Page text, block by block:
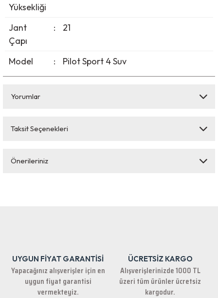
Yüksekliği
Jant
Çapı
: 21
Model : Pilot Sport 4 Suv
Yorumlar
Bu ürüne ilk yorumu siz yapın!
Taksit Seçenekleri
Önerileriniz
Ürün bilgilerinde hatalar bulunuyor.
Ürün fiyatı diğer sitelerden daha pahalı.
Bu ürüne benzer farklı alternatifler olmalı.
UYGUN FİYAT GARANTİSİ
Yapacağınız alışverişler için en
uygun fiyat garantisi
vermekteyiz.
ÜCRETSİZ KARGO
Alışverişlerinizde 1000 TL
üzeri tüm ürünler ücretsiz
kargodur.